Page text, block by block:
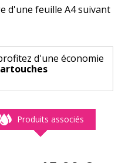
d'une feuille A4 suivant
d'une économie
Produits associés